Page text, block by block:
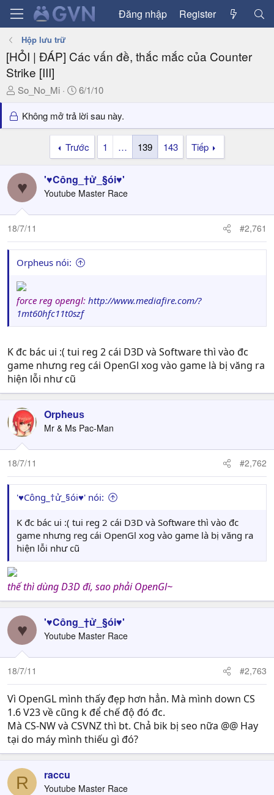
Đăng nhập Register
Hộp lưu trữ
[HỎI | ĐÁP] Các vấn đề, thắc mắc của Counter
Strike [III]
T
r
e
a
r
e
r
So_No_Mi
N
à
y
ử
6/1/10
Không mở trả lời sau này.
Trước 1 … 139 143 Tiếp
♥ '♥Công_†ử_§ói♥'
Youtube Master Race
18/7/11 #2,761
Orpheus nói:
force reg opengl: http://www.mediafire.com/?
1mt60hfc11t0szf
K đc bác ui :( tui reg 2 cái D3D và Software thì vào đc
game nhưng reg cái OpenGl xog vào game là bị văng ra
hiện lỗi như cũ
Orpheuѕ
Mr & Ms Pac-Man
18/7/11 #2,762
'♥Công_†ử_§ói♥' nói:
K đc bác ui :( tui reg 2 cái D3D và Software thì vào đc
game nhưng reg cái OpenGl xog vào game là bị văng ra
hiện lỗi như cũ
thế thì dùng D3D đi, sao phải OpenGl~
♥ '♥Công_†ử_§ói♥'
Youtube Master Race
18/7/11 #2,763
Vì OpenGL mình thấy đẹp hơn hẳn. Mà mình down CS
1.6 V23 về cũng k để chế độ đó đc.
Mà CS-NW và CSVNZ thì bt. Chả bik bị seo nữa @@ Hay
tại do máy mình thiếu gì đó?
R raccu
Youtube Master Race